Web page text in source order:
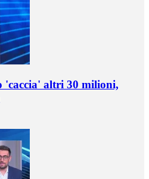
'caccia' altri 30 milioni,